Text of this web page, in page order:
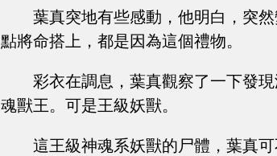
葉真突地有些感動，他明白，突
點將命搭上，都是因為這個禮物。
彩衣在調息，葉真觀察了一下發
魂獸王。可是王級妖獸。
這王級神魂系妖獸的尸體，葉真